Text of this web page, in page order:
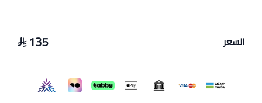
السعر 135